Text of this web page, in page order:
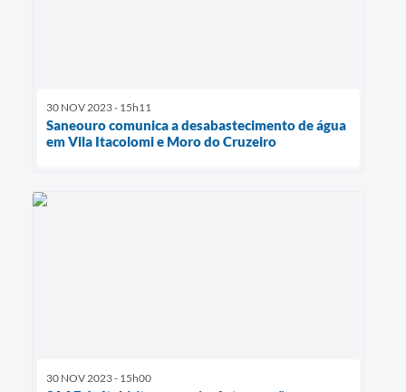
30 NOV 2023 - 15h11
Saneouro comunica a desabastecimento de água
em Vila Itacolomi e Moro do Cruzeiro
30 NOV 2023 - 15h00